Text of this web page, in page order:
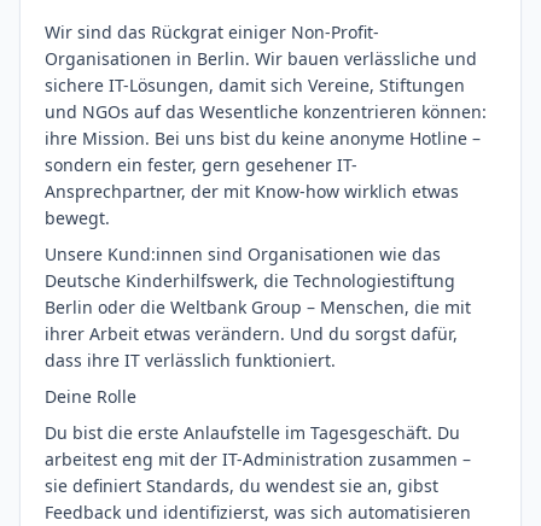
Wir sind das Rückgrat einiger Non-Profit-
Organisationen in Berlin. Wir bauen verlässliche und
sichere IT-Lösungen, damit sich Vereine, Stiftungen
und NGOs auf das Wesentliche konzentrieren können:
ihre Mission. Bei uns bist du keine anonyme Hotline –
sondern ein fester, gern gesehener IT-
Ansprechpartner, der mit Know-how wirklich etwas
bewegt.
Unsere Kund:innen sind Organisationen wie das
Deutsche Kinderhilfswerk, die Technologiestiftung
Berlin oder die Weltbank Group – Menschen, die mit
ihrer Arbeit etwas verändern. Und du sorgst dafür,
dass ihre IT verlässlich funktioniert.
Deine Rolle
Du bist die erste Anlaufstelle im Tagesgeschäft. Du
arbeitest eng mit der IT-Administration zusammen –
sie definiert Standards, du wendest sie an, gibst
Feedback und identifizierst, was sich automatisieren